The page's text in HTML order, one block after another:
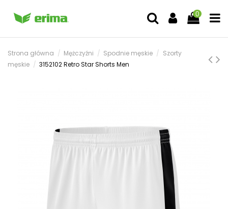
0
Strona główna Mężczyźni Spodnie męskie
Szorty
męskie
3152102 Retro Star Shorts Men